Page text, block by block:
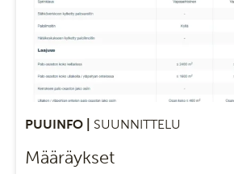
PUUINFO | SUUNNITTELU
Määräykset